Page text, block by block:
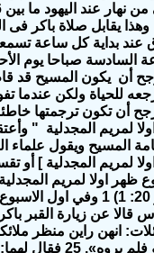
يقابل صلاة باكر فى
عند بداية كل ساعة
السادسة صباحا يوم الأحد
أن يكون المسيح قد
للحياة ولكن عندما
لمريم المجدلية "
لمريم المجدلية ]
أو
ظهر اولا لمريم
عن زيارة القبر باكرا (لو 24: